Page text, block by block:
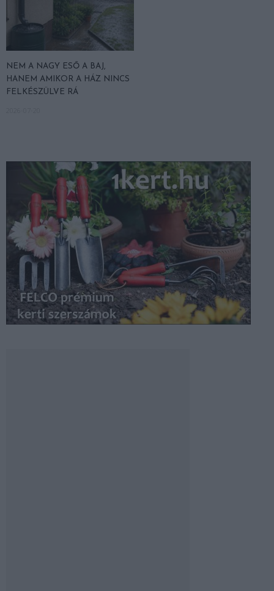
NEM A NAGY ESŐ A BAJ,
HANEM AMIKOR A HÁZ NINCS
FELKÉSZÜLVE RÁ